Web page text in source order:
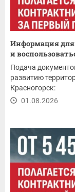
Информация для
и
Подача
развитию
Красногорск:
01.08.2026